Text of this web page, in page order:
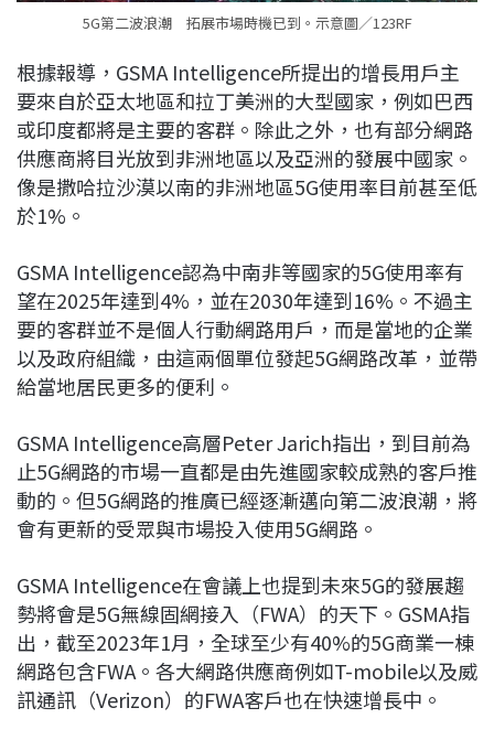
5G第二波浪潮 拓展市場時機已到。示意圖／123RF
根據報導，GSMA Intelligence所提出的增長用戶主
要來自於亞太地區和拉丁美洲的大型國家，例如巴西
或印度都將是主要的客群。除此之外，也有部分網路
供應商將目光放到非洲地區以及亞洲的發展中國家。
像是撒哈拉沙漠以南的非洲地區5G使用率目前甚至低
於1%。
GSMA Intelligence認為中南非等國家的5G使用率有
望在2025年達到4%，並在2030年達到16%。不過主
要的客群並不是個人行動網路用戶，而是當地的企業
以及政府組織，由這兩個單位發起5G網路改革，並帶
給當地居民更多的便利。
GSMA Intelligence高層Peter Jarich指出，到目前為
止5G網路的市場一直都是由先進國家較成熟的客戶推
動的。但5G網路的推廣已經逐漸邁向第二波浪潮，將
會有更新的受眾與市場投入使用5G網路。
GSMA Intelligence在會議上也提到未來5G的發展趨
勢將會是5G無線固網接入（FWA）的天下。GSMA指
出，截至2023年1月，全球至少有40%的5G商業一棟
網路包含FWA。各大網路供應商例如T-mobile以及威
訊通訊（Verizon）的FWA客戶也在快速增長中。